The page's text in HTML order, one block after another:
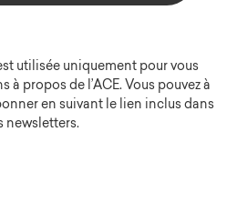
utilisée uniquement pour vous
propos de l’ACE. Vous pouvez à
en suivant le lien inclus dans
newsletters.